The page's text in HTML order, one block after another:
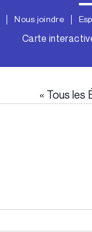
Nous joindre
Carte
« Tous les